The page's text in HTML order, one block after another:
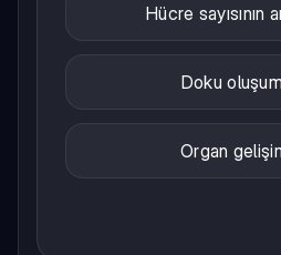
Hücre sayısının
Doku
Organ